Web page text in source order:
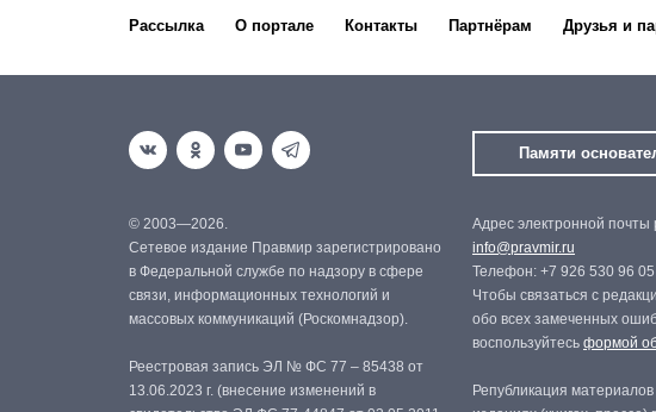
Рассылка О портале Контакты Партнёрам Друзья и
Памяти
© 2003—2026.
Сетевое издание Правмир зарегистрировано
в Федеральной службе по надзору в сфере
связи, информационных технологий и
массовых коммуникаций (Роскомнадзор).
Реестровая запись ЭЛ № ФС 77 – 85438 от
13.06.2023 г. (внесение изменений в
Адрес электронной почты
info@pravmir.ru
Телефон: +7 926 530 96 05
Чтобы связаться с
обо всех замеченных
воспользуйтесь формой
Републикация